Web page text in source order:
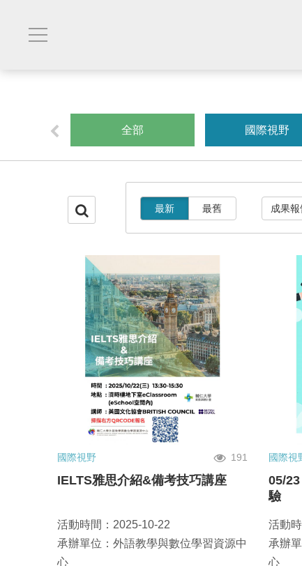
全部 國際視野
最新 最舊 成果報
國際視野 191
IELTS雅思介紹&備考技巧講座
活動時間：2025-10-22
承辦單位：外語教學與數位學習資源中
心
國際視
05/
驗
活動
承辦
心